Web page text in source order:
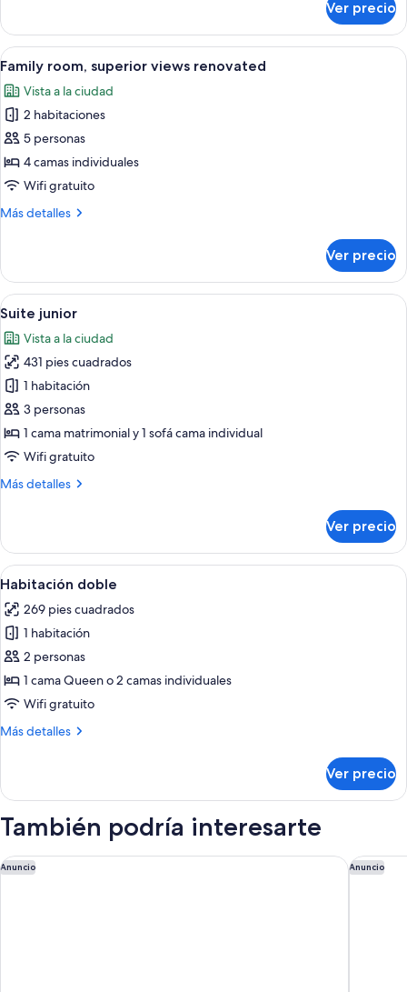
room,
superior
views
Ver precio
Abrir
todas
las
fotos
de
Family
room,
views
Habitación de hotel con una cama
8
Family room, superior views renovated
Vista a la ciudad
2 habitaciones
5 personas
4 camas individuales
Wifi gratuito
Más detalles
Más
room,
superior
views
renovated
Ver precio
Abrir
todas
las
fotos
de
Suite
junior
Habitación de hotel con cama,
12
Suite junior
Vista a la ciudad
431 pies cuadrados
1 habitación
3 personas
1 cama matrimonial y 1 sofá cama individual
Wifi gratuito
Más detalles
Más
junior
Ver precio
Abrir
todas
las
fotos
de
Habitación
doble
Una cama bien tendida con
7
Habitación doble
269 pies cuadrados
1 habitación
2 personas
1 cama Queen o 2 camas individuales
Wifi gratuito
Más detalles
Más
doble
Ver precio
También podría interesarte
Anuncio
Almanac Barcelona Anuncio
Ohla